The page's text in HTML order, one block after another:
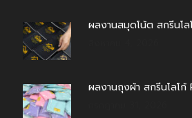
ผลงานสมุดโน้ต สกรีนโ
ผลงานถุงผ้า สกรีนโลโก้